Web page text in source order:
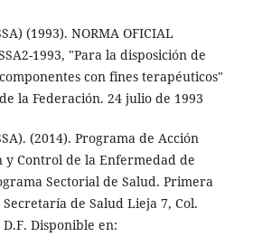
(1993). NORMA OFICIAL
1993, "Para la disposición de
con fines terapéuticos"
la Federación. 24 julio de 1993
(2014). Programa de Acción
y Control de la Enfermedad de
Sectorial de Salud. Primera
de Salud Lieja 7, Col.
Disponible en: